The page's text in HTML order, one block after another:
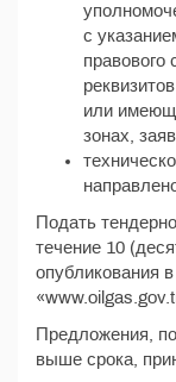
с
правового
или
зонах,
Подать
течение 10
опубликования
Предложения,
выше срока,